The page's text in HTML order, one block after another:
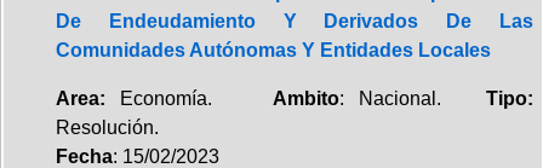
De Endeudamiento Y Derivados De Las
Comunidades Autónomas Y Entidades Locales
Area: Economía. Ambito: Nacional.Tipo:
Resolución.
Fecha: 15/02/2023